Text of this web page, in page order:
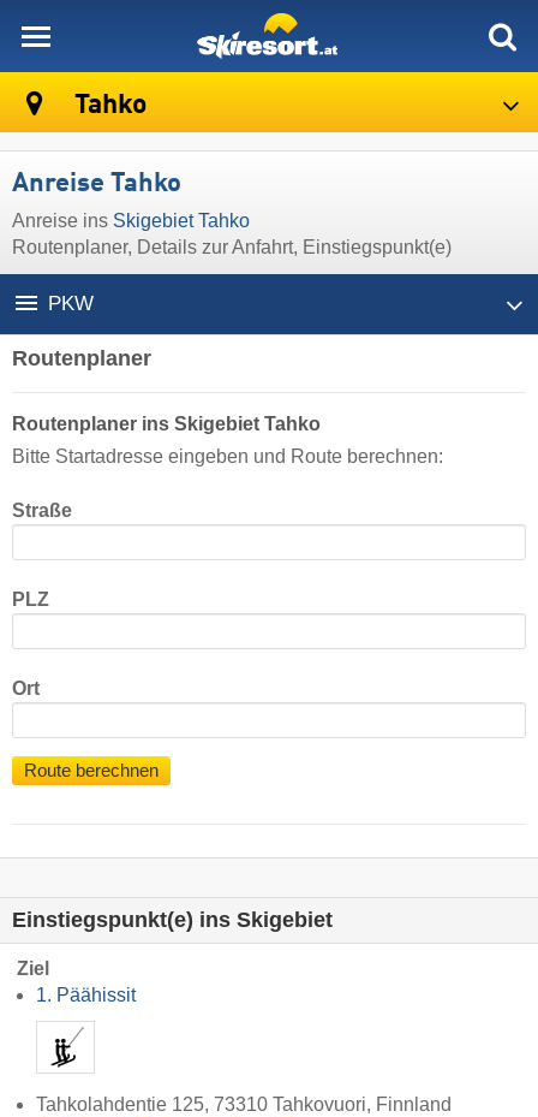
Tahko
Anreise Tahko
Anreise ins Skigebiet Tahko
Routenplaner, Details zur Anfahrt, Einstiegspunkt(e)
PKW
Routenplaner
Routenplaner ins Skigebiet Tahko
Bitte Startadresse eingeben und Route berechnen:
Straße
PLZ
Ort
Route berechnen
Einstiegspunkt(e) ins Skigebiet
Ziel
1. Päähissit
Tahkolahdentie 125, 73310 Tahkovuori, Finnland